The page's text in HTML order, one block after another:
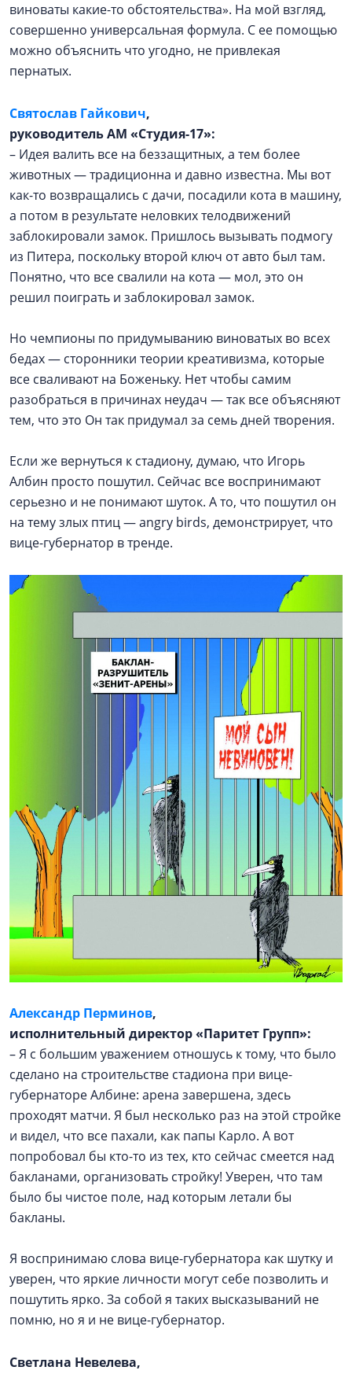
виноваты какие-то обстоятельства». На мой взгляд,
совершенно универсальная формула. С ее помощью
можно объяснить что угодно, не привлекая
пернатых.
Cвятослав Гайкович,
руководитель АМ «Студия-17»:
– Идея валить все на беззащитных, а тем более
животных — традиционна и давно известна. Мы вот
как-то возвращались с дачи, посадили кота в машину,
а потом в результате неловких телодвижений
заблокировали замок. Пришлось вызывать подмогу
из Питера, поскольку второй ключ от авто был там.
Понятно, что все свалили на кота — мол, это он
решил поиграть и заблокировал замок.
Но чемпионы по придумыванию виноватых во всех
бедах — сторонники теории креативизма, которые
все сваливают на Боженьку. Нет чтобы самим
разобраться в причинах неудач — так все объясняют
тем, что это Он так придумал за семь дней творения.
Если же вернуться к стадиону, думаю, что Игорь
Албин просто пошутил. Сейчас все воспринимают
серьезно и не понимают шуток. А то, что пошутил он
на тему злых птиц — angry birds, демонстрирует, что
вице-губернатор в тренде.
Александр Перминов,
исполнительный директор «Паритет Групп»:
– Я с большим уважением отношусь к тому, что было
сделано на строительстве стадиона при вице-
губернаторе Албине: арена завершена, здесь
проходят матчи. Я был несколько раз на этой стройке
и видел, что все пахали, как папы Карло. А вот
попробовал бы кто-то из тех, кто сейчас смеется над
бакланами, организовать стройку! Уверен, что там
было бы чистое поле, над которым летали бы
бакланы.
Я воспринимаю слова вице-губернатора как шутку и
уверен, что яркие личности могут себе позволить и
пошутить ярко. За собой я таких высказываний не
помню, но я и не вице-губернатор.
Светлана Невелева,